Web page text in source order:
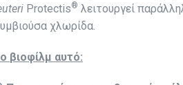
Protectis® λειτουργεί
χλωρίδα.
βιοφίλμ αυτό: